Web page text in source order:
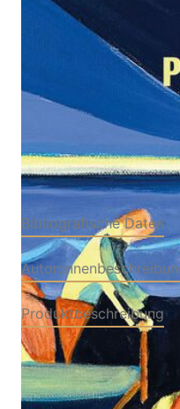
Santo Piazzese
Verlag: Edition
Buch
Bibliografische Daten
Produktbeschreibung
Lorenzo La Marca,
Leidenschaft aus
einem Workshop in